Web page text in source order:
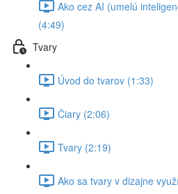
Ako cez AI (umelú
(4:49)
Tvary
Úvod do tvarov (1:33)
Čiary (2:06)
Tvary (2:19)
Ako sa tvary v dizajne